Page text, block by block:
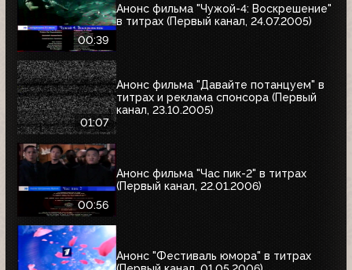
00:39
Анонс фильма "Чужой-4: Воскрешение"
в титрах (Первый канал, 24.07.2005)
01:07
Анонс фильма "Давайте потанцуем" в
титрах и реклама спонсора (Первый
канал, 23.10.2005)
00:56
Анонс фильма "Час пик-2" в титрах
(Первый канал, 22.01.2006)
Анонс "Фестиваль юмора" в титрах